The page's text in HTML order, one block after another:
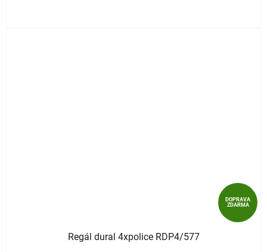
DOPRAVA
ZDARMA
Regál dural 4xpolice RDP4/577